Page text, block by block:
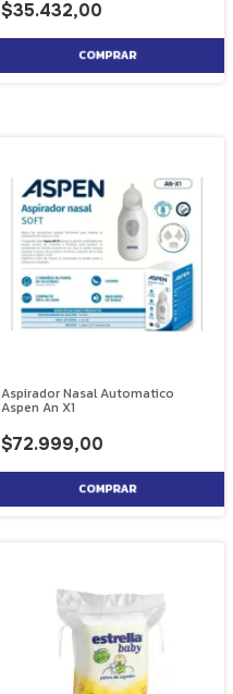
$35.432,00
Aspirador Nasal Automatico
Aspen An X1
$72.999,00